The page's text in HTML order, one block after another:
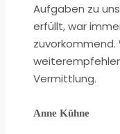
Aufgaben zu
erfüllt, war
zuvorkommend.
Vermittlung.
Anne Kühne